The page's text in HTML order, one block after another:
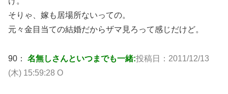
そりゃ、嫁も居場所ないっての。
元々金目当ての結婚だからザマ見ろって感じだけど。
90： 名無しさんといつまでも一緒:投稿日：2011/12/13
(木) 15:59:28 O